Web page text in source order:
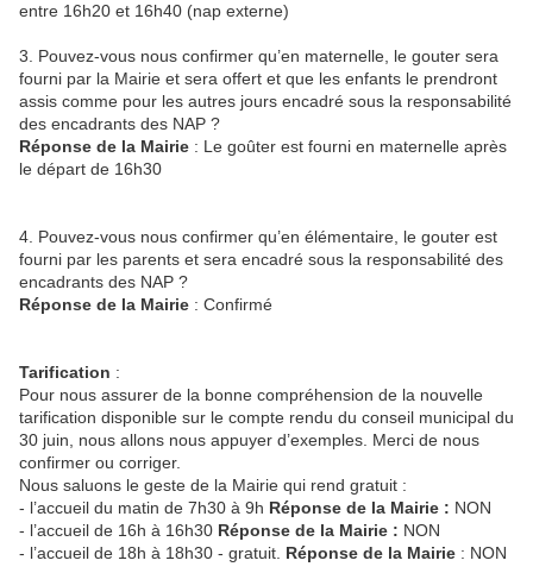
entre 16h20 et 16h40 (nap externe)
3. Pouvez-vous nous confirmer qu’en maternelle, le gouter sera
fourni par la Mairie et sera offert et que les enfants le prendront
assis comme pour les autres jours encadré sous la responsabilité
des encadrants des NAP ?
Réponse de la Mairie : Le goûter est fourni en maternelle après
le départ de 16h30
4. Pouvez-vous nous confirmer qu’en élémentaire, le gouter est
fourni par les parents et sera encadré sous la responsabilité des
encadrants des NAP ?
Réponse de la Mairie : Confirmé
Tarification :
Pour nous assurer de la bonne compréhension de la nouvelle
tarification disponible sur le compte rendu du conseil municipal du
30 juin, nous allons nous appuyer d’exemples. Merci de nous
confirmer ou corriger.
Nous saluons le geste de la Mairie qui rend gratuit :
- l’accueil du matin de 7h30 à 9h Réponse de la Mairie : NON
- l’accueil de 16h à 16h30 Réponse de la Mairie : NON
- l’accueil de 18h à 18h30 - gratuit. Réponse de la Mairie : NON